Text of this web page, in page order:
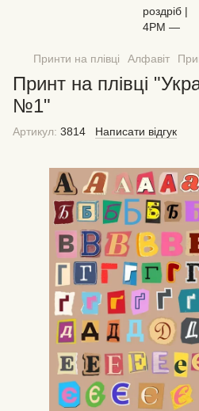
Принти на плівці Алфавіт
Принт на плівці
№1"
Артикул: 3814 Написати відгук